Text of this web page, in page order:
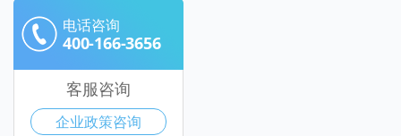
电话咨询
400-166-3656
客服咨询
企业政策咨询